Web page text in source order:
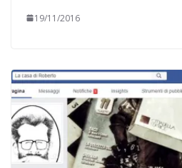
19/11/2016